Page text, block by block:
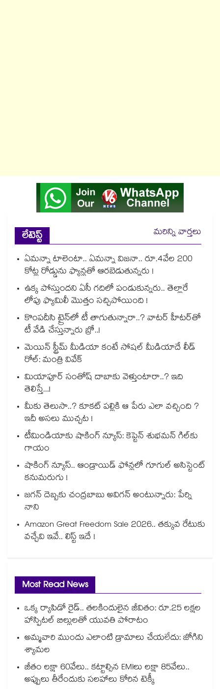
లేటెస్ట్
మరిన్ని వార్తలు
ఏమన్నా టాలెంటా.. ఏమన్నా విజనా.. రూ.4వేల 200
కోట్ల రోడ్డును ఫ్యాన్లతో ఆరబెడుతున్నరు !
ఉక్క పోస్తుందని ఏసీ గదిలో పండుకున్నరు.. తెల్లారే
లోపు ఫ్యామిలీ మొత్తం సచ్చిపోయింది !
కొంపదీసి ట్రైన్⁬లో టీ తాగుతున్నారా..? వాటర్ హీటర్⁭⁭తో
టీ వేడి చేస్తున్నారు బ్రో..!
మెయిన్ స్ట్రీమ్ మీడియా కంటే సోషల్ మీడియాదే లీడ్
రోల్: మంత్రి వివేక్
మియాపూర్ సంతోష్ దాబాకు వెళ్తుంటారా..? ఇది
తెలిస్తే...!
మీకు తెలుసా..? కూకట్ పల్లికి ఆ పేరు ఎలా వచ్చింది ?
ఇదీ అసలు ముచ్చట !
టీమిండియాకు షాకింగ్ న్యూస్: కెప్టెన్ శుభమన్ గిల్‎కు
గాయం
షాకింగ్ న్యూస్.. ఆండ్రాయిడ్ ఫోన్లలో గూగుల్ అసిస్టెంట్
కనుమరుగు !
జగన్ దెబ్బకు చంద్రబాబు అవిగన్ అంటున్నారు: పేర్ని
నాని
Amazon Great Freedom Sale 2026.. తక్కువ రేటుకు
వచ్చేవి ఇవే.. లిస్ట్ ఇదే !
Most Read News
ఒక్క ర్యాపిడో రైడ్.. తలకిందులైన జీవితం: రూ.25 లక్షల
హాస్పిటల్ బిల్లులతో యువతి పోరాటం
అమ్మవారి ముందు ఎలాంటి డ్రామాలు చేయలేదు: జోగిని
శ్యామల
జీతం లక్షా 60వేలు.. కట్టాల్సిన EMIలు లక్షా 85వేలు..
అప్పులు తీరేందుకు సలహాలు కోరిన టెక్కీ